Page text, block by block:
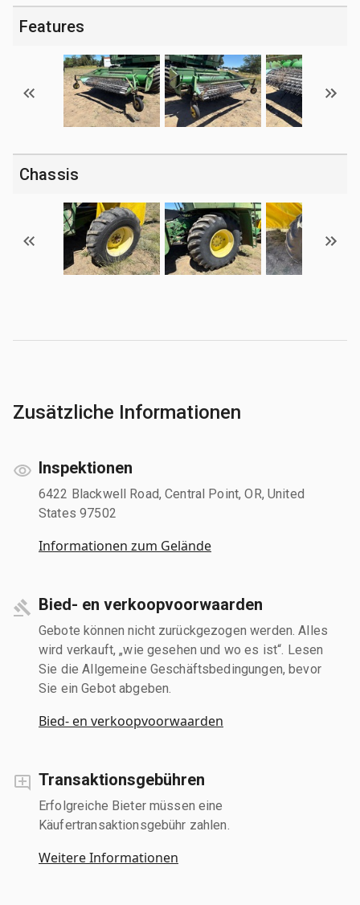
Features
Chassis
Zusätzliche Informationen
Inspektionen
6422 Blackwell Road, Central Point, OR, United
States 97502
Informationen zum Gelände
Bied- en verkoopvoorwaarden
Gebote können nicht zurückgezogen werden. Alles
wird verkauft, „wie gesehen und wo es ist“. Lesen
Sie die Allgemeine Geschäftsbedingungen, bevor
Sie ein Gebot abgeben.
Bied- en verkoopvoorwaarden
Transaktionsgebühren
Erfolgreiche Bieter müssen eine
Käufertransaktionsgebühr zahlen.
Weitere Informationen